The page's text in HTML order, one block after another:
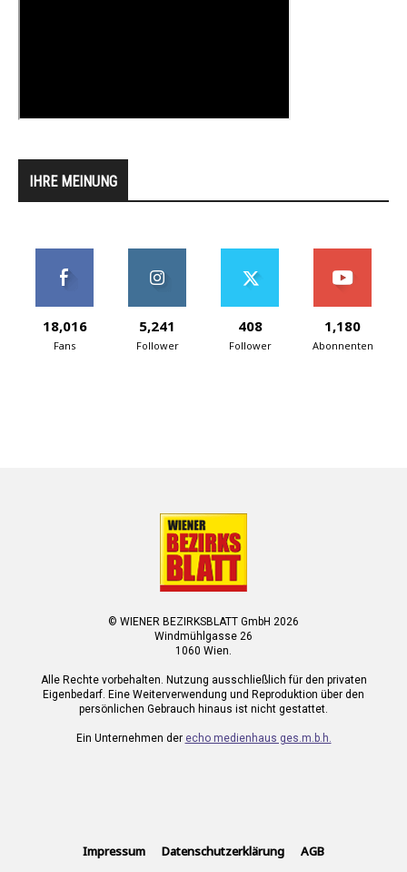
IHRE MEINUNG
18,016
Fans
5,241
Follower
408
Follower
1,180
Abonnenten
© WIENER BEZIRKSBLATT GmbH 2026
Windmühlgasse 26
1060 Wien.
Alle Rechte vorbehalten. Nutzung ausschließlich für den privaten
Eigenbedarf. Eine Weiterverwendung und Reproduktion über den
persönlichen Gebrauch hinaus ist nicht gestattet.
Ein Unternehmen der echo medienhaus ges.m.b.h.
Impressum Datenschutzerklärung AGB